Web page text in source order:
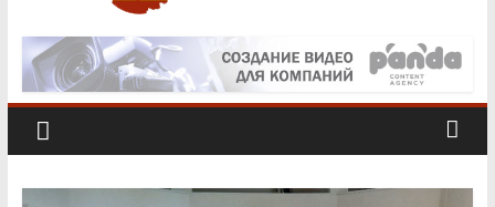
африканского сома втрое
«Юнител Инжиниринг» вложит 1,3 млрд рублей в
производство в Чебоксарах
Деловая
Чувашия.
Новости